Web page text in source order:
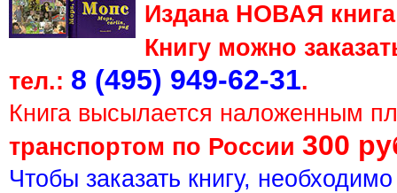
Издана НОВАЯ
Книгу можно
тел.: 8 (495) 949-62-31.
Книга высылается наложенным
транспортом по России 300
Чтобы заказать книгу,